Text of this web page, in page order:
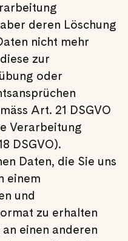
deren Löschung
nicht mehr
zur
oder
Art. 21 DSGVO
Verarbeitung
DSGVO).
Daten, die Sie uns
einem
und
zu erhalten
einen anderen